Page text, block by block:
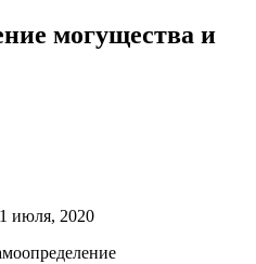
могущества и
июля, 2020